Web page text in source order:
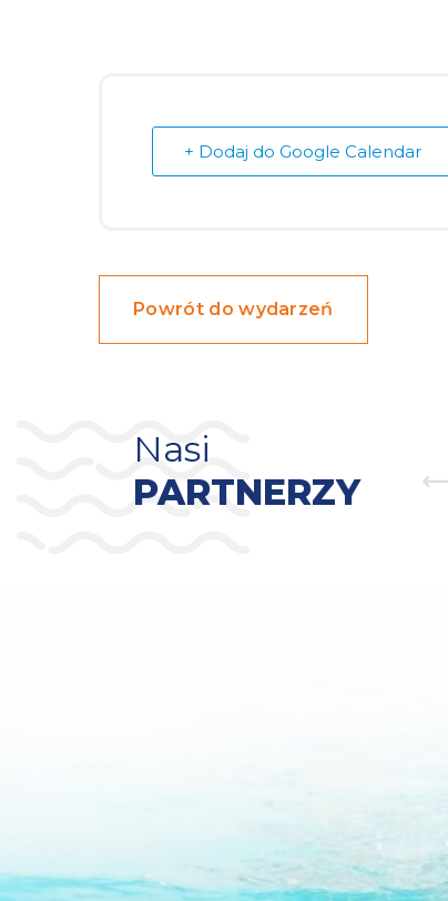
+ Dodaj do Google Calendar
Powrót do wydarzeń
Nasi
PARTNERZY